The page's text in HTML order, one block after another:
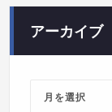
アーカイブ